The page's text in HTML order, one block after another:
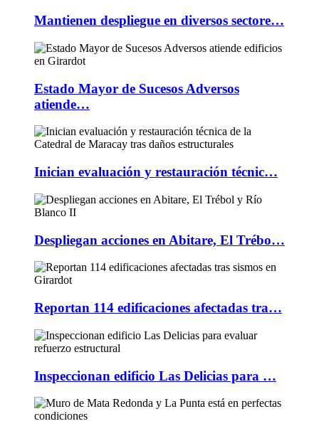
Mantienen despliegue en diversos sectore…
Estado Mayor de Sucesos Adversos
atiende…
Inician evaluación y restauración técnic…
Despliegan acciones en Abitare, El Trébo…
Reportan 114 edificaciones afectadas tra…
Inspeccionan edificio Las Delicias para …